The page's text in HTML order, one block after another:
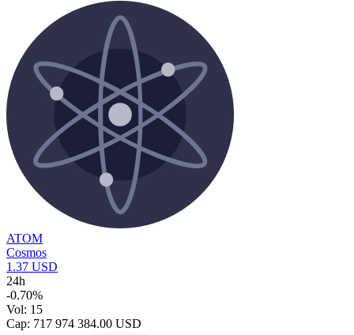
ATOM
Cosmos
1.37 USD
24h
-0.70%
Vol: 15
Cap: 717 974 384.00 USD